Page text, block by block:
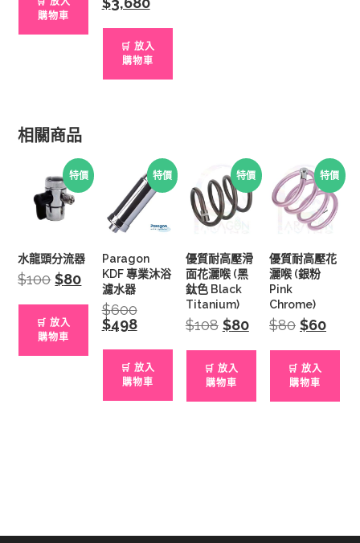
購物車
was:
price
🛒 放入
購物車
相關商品
特價
水龍頭分流器
$100 Original
price
$80Current
price
$80.
🛒 放入
購物車
特價
Paragon
KDF 專業沐浴
濾水器
$600Original
price
was:
$498Current
price
🛒 放入
購物車
特價
優質耐高壓滑
面花灑喉 (黑
鈦色 Black
Titanium)
$108 Original
price
$80Current
price
🛒 放入
購物車
特價
優質耐高壓花
灑喉 (銀粉
Pink
Chrome)
$80 Original
price
$60
price
🛒 放入
購物車